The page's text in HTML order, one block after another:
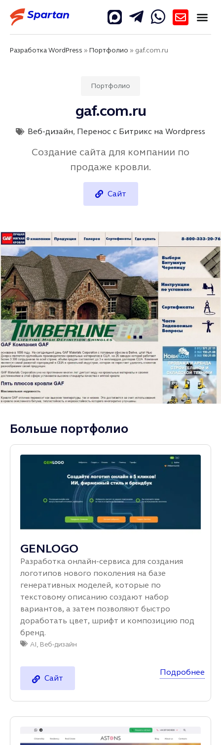
Разработка WordPress » Портфолио » gaf.com.ru
Портфолио
gaf.com.ru
Веб-дизайн, Перенос с Битрикс на Wordpress
Создание сайта для компании по
продаже кровли.
Сайт
Больше портфолио
GENLOGO
Разработка онлайн‑сервиса для создания
логотипов нового поколения на базе
генеративных моделей, которые по
текстовому описанию создают набор
вариантов, а затем позволяют быстро
доработать цвет, шрифт и композицию под
бренд.
AI, Веб-дизайн
Сайт
Подробнее